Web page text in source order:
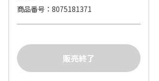
商品番号
8075181371